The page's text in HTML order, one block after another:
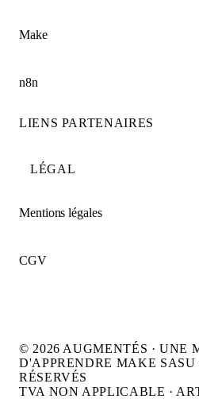
Make
n8n
LIENS PARTENAIRES
LÉGAL
Mentions légales
CGV
© 2026 AUGMENTÉS · UNE
D'APPRENDRE MAKE SASU
RÉSERVÉS
TVA NON APPLICABLE ·